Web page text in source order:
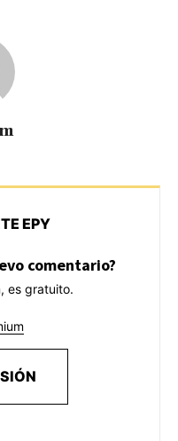
EPY
comentario?
es gratuito.